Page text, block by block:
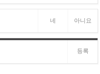
네 아니요
등록